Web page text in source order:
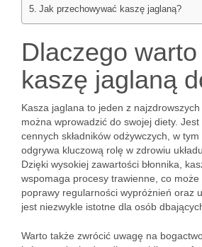
Jak przechowywać kaszę jaglaną?
Dlaczego warto
kaszę jaglaną
Kasza jaglana to jeden z
można wprowadzić do swojej diety. Jest
cennych składników odżywczych, w tym
odgrywa kluczową rolę w zdrowiu
Dzięki wysokiej zawartości błonnika,
wspomaga procesy trawienne, co
poprawy regularności wypróżnień oraz
jest niezwykle istotne dla osób
Warto także zwrócić uwagę na